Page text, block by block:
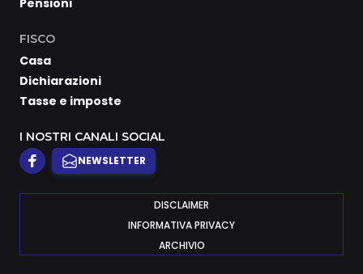
Pensioni
FISCO
Casa
Dichiarazioni
Tasse e imposte
I NOSTRI CANALI SOCIAL
NEWSLETTER
DISCLAIMER
INFORMATIVA PRIVACY
ARCHIVIO